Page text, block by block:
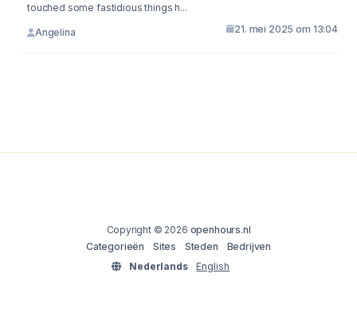
touched some fastidious things h...
Angelina 21. mei 2025 om 13:04
Copyright © 2026 openhours.nl
Categorieën
Sites Steden
Bedrijven
Nederlands
English